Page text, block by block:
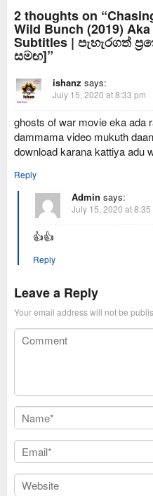
2 thoughts on
Wild Bunch (2019)
Subtitles | පැහැරගත්
සමඟ]”
ishanz says:
July 15, 2020 at 8:33 pm
ghosts of war movie eka ada
dammama video mukuth
download karana kattiya adu
Reply
Admin says:
July 15, 2020 at 8:35
👍👍
Reply
Leave a Reply
Your email address will not be